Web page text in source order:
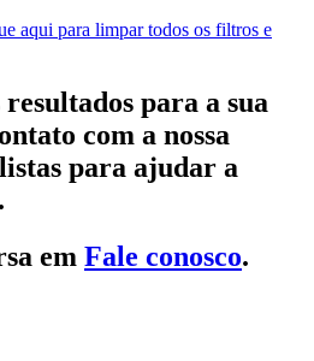
aqui para limpar todos os filtros e
para a sua
com a nossa
para ajudar a
em Fale conosco.